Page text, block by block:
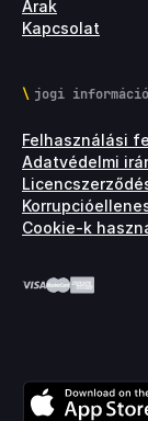
Árak
Kapcsolat
jogi
Felhasználási
Adatvédelmi
Cookie-k